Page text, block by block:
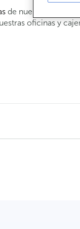
de nuestra web te
oficinas y